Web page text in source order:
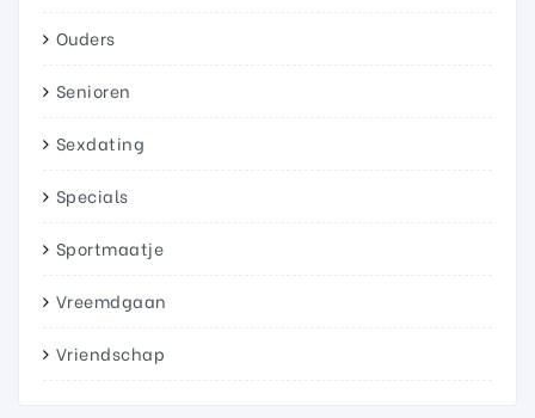
Ouders
Senioren
Sexdating
Specials
Sportmaatje
Vreemdgaan
Vriendschap